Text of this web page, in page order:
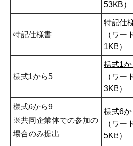
53KB）
特記仕様書
特記仕
（ワー
1KB）
様式1から5
様式1
（ワー
3KB）
様式6から9
※共同企業体での参加の
場合のみ提出
様式6
（ワー
5KB）